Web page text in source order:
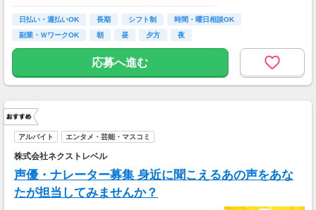
⇒「初回稼働1か月後に3万円」or「1年後に10
万円」or「2年後に20万円」選べます！
ご都合にあわせてルートや個数は調整可能！
※1日2万円保証の案件もあり！
＊週払い可能（勤務の翌週にお支払い）
＊現金手渡し・日払いご相談OK
＊前払い制度あり（稼働分のみ）
【日収例】
売上2万1600円（1個160円×135個）×90％=約
1万9000円
日払い・週払いOK 長期 シフト制
時間・曜日相談OK
副業・ＷワークOK
朝 昼 夕方 夜
応募へ進む
アルバイト エンタメ・芸能・マスコミ
株式会社ネクストレベル
声優・ナレーター募集 身近に聞こえるあの声をあな
たが担当してみませんか？